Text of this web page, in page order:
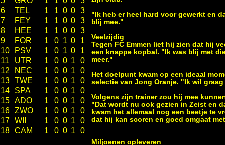
6
TEL 1 1 0 0 3
7
FEY 1 1 0 0 3
8
HEE 1 1 0 0 3
9
FOR 1 0 1 0
1
10
PSV 1 0 1 0
1
11
UTR 1 0 0 1
0
12
NEC 1 0 0 1
0
13 TWE 1 0 0 1
0
14
SPA 1 0 0 1
0
15 ADO 1 0 0 1
0
16 ZWO 1 0 0 1
0
17 WII 1 0 0 1
0
18 CAM 1 0 0 1 0
"Ik heb er heel hard voor gewerkt en
blij mee."
Veelzijdig
Tegen FC Emmen liet hij zien dat hij
een knappe kopbal. "Ik was blij met
meer."
Het doelpunt kwam op een ideaal
selectie van Jong Oranje. "Ik wil
Volgens zijn trainer zou hij mee
"Dat wordt nu ook gezien in Zeist en
kwam het allemaal nog een beetje te
dat hij kan scoren en goed omgaat
Miljoenen opleveren